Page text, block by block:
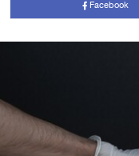
Facebook